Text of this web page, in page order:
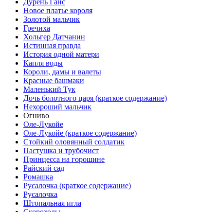
Дурень Ганс
Новое платье короля
Золотой мальчик
Гречиха
Хольгер Датчанин
Истинная правда
История одной матери
Капля воды
Короли, дамы и валеты
Красные башмаки
Маленький Тук
Дочь болотного царя (краткое содержание)
Нехороший мальчик
Огниво
Оле-Лукойе
Оле-Лукойе (краткое содержание)
Стойкий оловянный солдатик
Пастушка и трубочист
Принцесса на горошине
Райский сад
Ромашка
Русалочка (краткое содержание)
Русалочка
Штопальная игла